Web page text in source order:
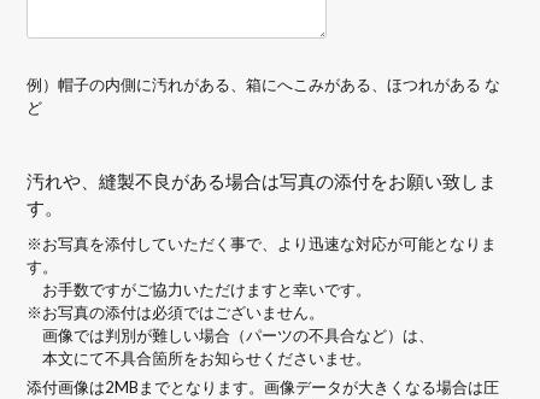
例）帽子の内側に汚れがある、箱にへこみがある、ほつれがある な
ど
汚れや、縫製不良がある場合は写真の添付をお願い致しま
す。
※お写真を添付していただく事で、より迅速な対応が可能となりま
す。
お手数ですがご協力いただけますと幸いです。
※お写真の添付は必須ではございません。
画像では判別が難しい場合（パーツの不具合など）は、
本文にて不具合箇所をお知らせくださいませ。
添付画像は2MBまでとなります。画像データが大きくなる場合は圧